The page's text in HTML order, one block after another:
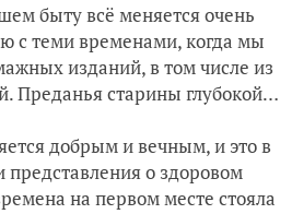
быту всё меняется очень
с теми временами, когда мы
изданий, в том числе из
Преданья старины глубокой…
добрым и вечным, и это в
о здоровом
на первом месте стояла